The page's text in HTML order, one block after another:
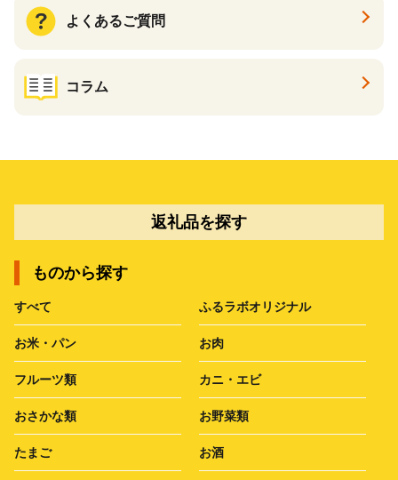
よくあるご質問
コラム
返礼品を探す
ものから探す
すべて ふるラボオリジナル
お米・パン お肉
フルーツ類 カニ・エビ
おさかな類 お野菜類
たまご お酒